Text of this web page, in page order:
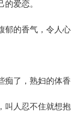
爱恋。
的香气，令人心
了，熟妇的体香
叫人忍不住就想抱